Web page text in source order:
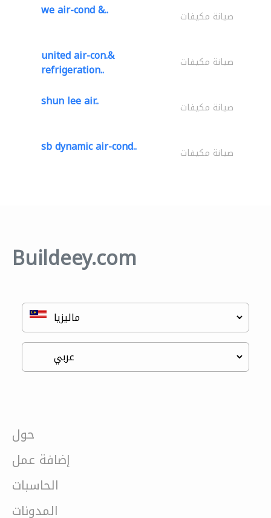
we air-cond &.. صيانة مكيفات
united air-con.&
refrigeration.. صيانة مكيفات
shun lee air.. صيانة مكيفات
sb dynamic air-cond.. صيانة مكيفات
Buildeey.com
حول
إضافة عمل
الحاسبات
المدونات